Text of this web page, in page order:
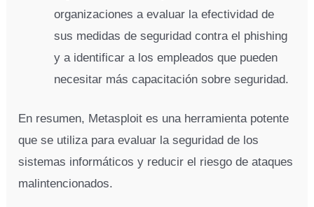
organizaciones a evaluar la efectividad de
sus medidas de seguridad contra el phishing
y a identificar a los empleados que pueden
necesitar más capacitación sobre seguridad.
En resumen, Metasploit es una herramienta potente
que se utiliza para evaluar la seguridad de los
sistemas informáticos y reducir el riesgo de ataques
malintencionados.